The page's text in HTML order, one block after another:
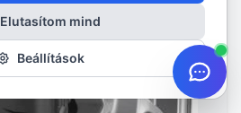
Elutasítom mind
Beállítások